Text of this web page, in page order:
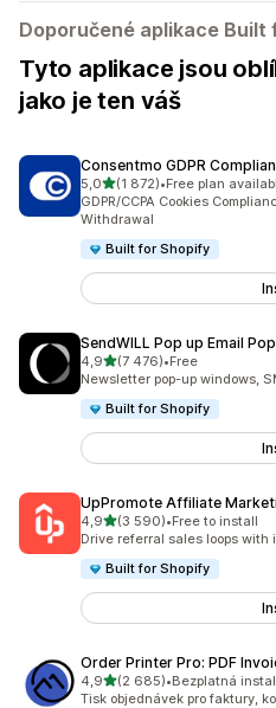
Doporučené aplikace Built
Tyto aplikace jsou
jako je ten váš
Consentmo GDPR
5,0z 5 hvězd
(1 872)
Celkový počet recenzí: 1872
•Free plan
GDPR/CCPA Cookies
Withdrawal
Built for Shopify
SendWILL Pop up Email
4,9z 5 hvězd
(7 476)
Celkový počet recenzí: 7476
•Free
Newsletter pop-up windows,
Built for Shopify
UpPromote Affiliate
4,9z 5 hvězd
(3 590)
Celkový počet recenzí: 3590
•Free to install
Drive referral sales loops
Built for Shopify
Order Printer Pro: PDF
4,9z 5 hvězd
(2 685)
Celkový počet recenzí: 2685
•Bezplatná
Tisk objednávek pro faktury,